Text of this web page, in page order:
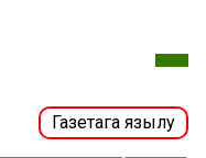
Газетага язылу